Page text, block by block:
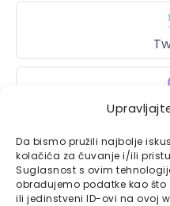
Da bismo pružili najbolje
kolačića za čuvanje i/ili
Suglasnost s ovim
obrađujemo podatke kao
ili jedinstveni ID-ovi na ovoj